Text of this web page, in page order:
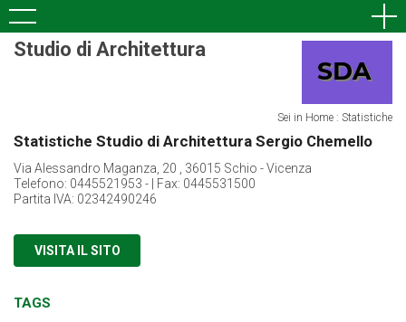
Studio di Architettura
Sei in Home : Statistiche
Statistiche Studio di Architettura Sergio Chemello
Via Alessandro Maganza, 20 , 36015 Schio - Vicenza
Telefono: 0445521953 - | Fax: 0445531500
Partita IVA: 02342490246
VISITA IL SITO
TAGS